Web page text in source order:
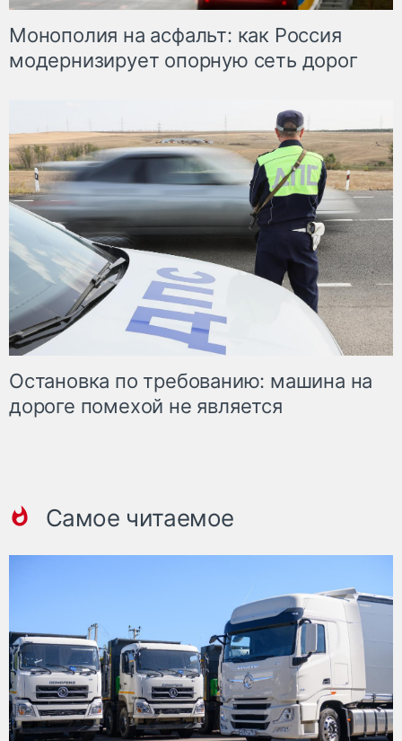
Монополия на асфальт: как Россия
модернизирует опорную сеть дорог
Остановка по требованию: машина на
дороге помехой не является
Самое читаемое